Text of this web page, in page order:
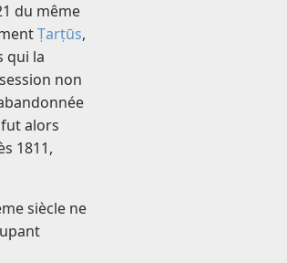
du même
Ṭarṭūs,
qui la
non
alors
1811,
siècle ne